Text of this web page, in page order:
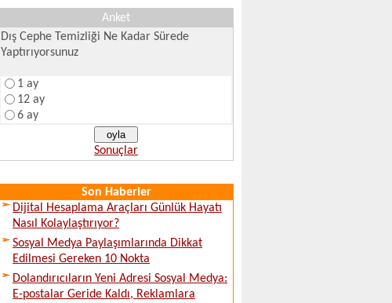
Anket
Dış Cephe Temizliği Ne Kadar Sürede
Yaptırıyorsunuz
1 ay
12 ay
6 ay
Sonuçlar
Son Haberler
Dijital Hesaplama Araçları Günlük Hayatı
Nasıl Kolaylaştırıyor?
Sosyal Medya Paylaşımlarında Dikkat
Edilmesi Gereken 10 Nokta
Dolandırıcıların Yeni Adresi Sosyal Medya:
E-postalar Geride Kaldı, Reklamlara